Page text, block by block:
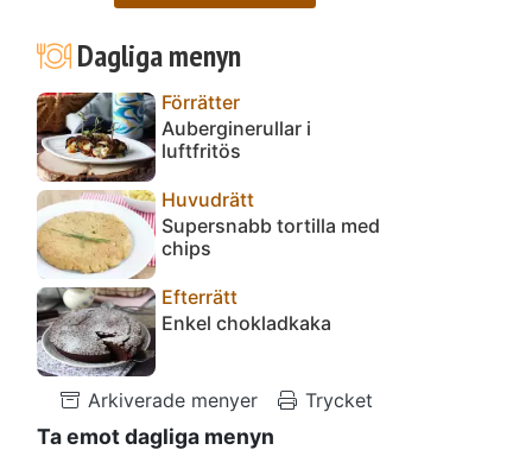
Dagliga menyn
Förrätter
Auberginerullar i
luftfritös
Huvudrätt
Supersnabb tortilla med
chips
Efterrätt
Enkel chokladkaka
Arkiverade menyer Trycket
Ta emot dagliga menyn